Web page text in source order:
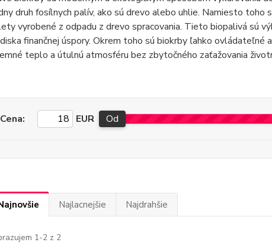
druh fosílnych palív, ako sú drevo alebo uhlie. Namiesto
vyrobené z odpadu z drevo spracovania. Tieto biopalivá sú
finančnej úspory. Okrem toho sú biokrby ľahko ovládateľné
teplo a útulnú atmosféru bez zbytočného zaťažovania
Cena: EUR Od
Najlacnejšie Najdrahšie
1-2 z 2